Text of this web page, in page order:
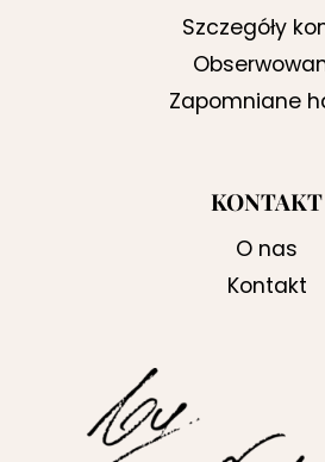
Szczegóły
Zapomniane
KONTAKT
O nas
Kontakt